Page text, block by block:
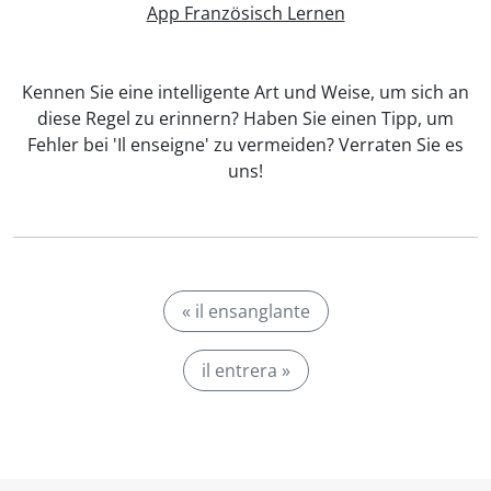
App Französisch Lernen
Kennen Sie eine intelligente Art und Weise, um sich an
diese Regel zu erinnern? Haben Sie einen Tipp, um
Fehler bei 'Il enseigne' zu vermeiden? Verraten Sie es
uns!
« il ensanglante
il entrera »